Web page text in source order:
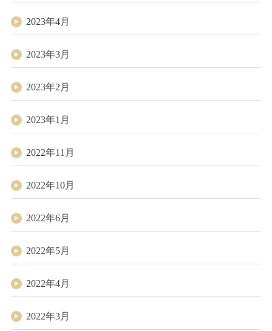
2023年4月
2023年3月
2023年2月
2023年1月
2022年11月
2022年10月
2022年6月
2022年5月
2022年4月
2022年3月